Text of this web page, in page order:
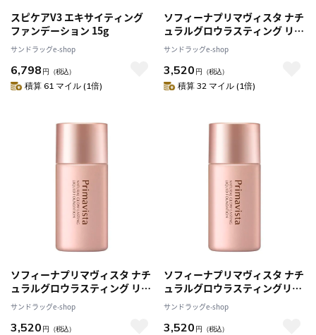
スピケアV3 エキサイティング
ファンデーション 15g
サンドラッグe-shop
6,798 円 （税込）
積算 61 マイル (1倍)
ソフィーナプリマヴィスタ ナチ
ュラルグロウラスティング リキ
ッドファンデーション オークル
05
サンドラッグe-shop
3,520 円 （税込）
積算 32 マイル (1倍)
ソフィーナプリマヴィスタ ナチ
ュラルグロウラスティング リキ
ッドファンデーション オークル
07
サンドラッグe-shop
3,520 円 （税込）
ソフィーナプリマヴィスタ ナチ
ュラルグロウラスティングリキ
ッドファンデーションベ-ジュオ
ークル01
サンドラッグe-shop
3,520 円 （税込）